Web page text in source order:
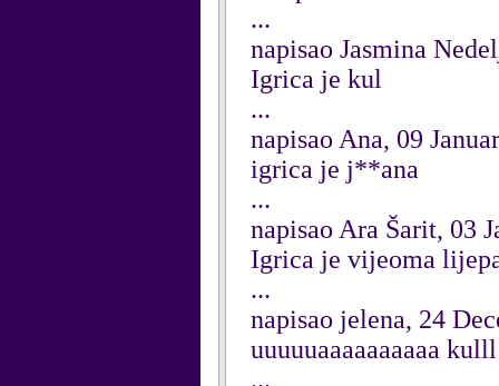
...
napisao Jasmina
Igrica je kul
...
napisao Ana, 09
igrica je j**ana
...
napisao Ara Šarit, 03
Igrica je vijeoma
...
napisao jelena, 24
uuuuuaaaaaaaaaa kulll
...